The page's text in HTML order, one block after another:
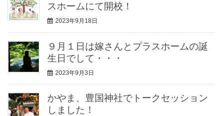
スホームにて開校！
2023年9月18日
９月１日は嫁さんとプラスホームの誕
生日でして・・・
2023年9月3日
かやま、豊国神社でトークセッション
しました！